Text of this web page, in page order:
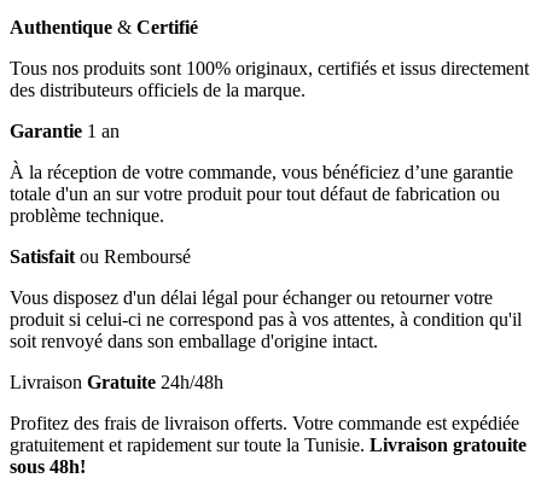
Authentique & Certifié
Tous nos produits sont 100% originaux, certifiés et issus directement
des distributeurs officiels de la marque.
Garantie 1 an
À la réception de votre commande, vous bénéficiez d’une garantie
totale d'un an sur votre produit pour tout défaut de fabrication ou
problème technique.
Satisfait ou Remboursé
Vous disposez d'un délai légal pour échanger ou retourner votre
produit si celui-ci ne correspond pas à vos attentes, à condition qu'il
soit renvoyé dans son emballage d'origine intact.
Livraison Gratuite 24h/48h
Profitez des frais de livraison offerts. Votre commande est expédiée
gratuitement et rapidement sur toute la Tunisie. Livraison gratouite
sous 48h!